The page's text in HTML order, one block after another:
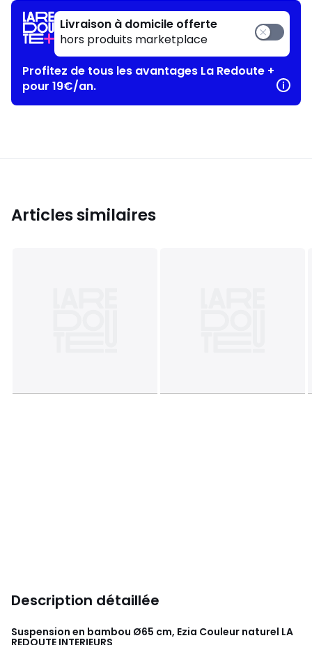
Livraison à domicile offerte
hors produits marketplace
Profitez de tous les avantages La Redoute +
pour 19€/an.
Articles similaires
Description détaillée
Suspension en bambou Ø65 cm, Ezia Couleur naturel LA